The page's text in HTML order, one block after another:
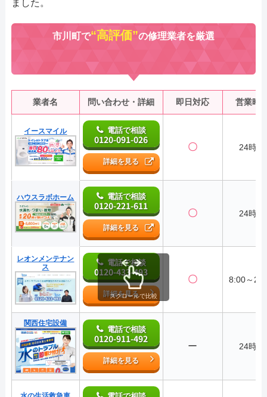
ました。
市川町で“高評価”の修理業者を厳選
業者名 問い合わせ・詳細 即日対応 営業時
イースマイル 電話で相談
0120-091-026
詳細を見る
〇 24時間
ハウスラボホーム 電話で相談
0120-221-611
詳細を見る
〇 24時間
レオンメンテナン
ス
電話で相談
0120-433-493
詳細を見る
〇 8:00～
関西住宅設備
電話で相談
0120-911-492
詳細を見る
ー 24時間
スクロールで比較